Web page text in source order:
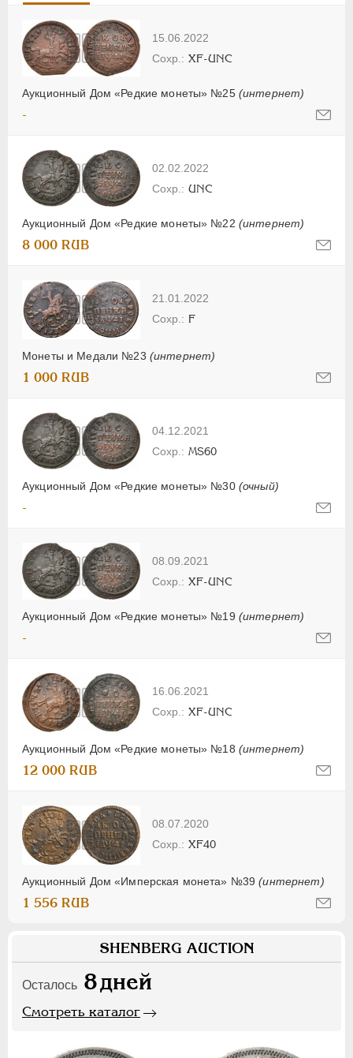
15.06.2022
Аукционный Дом «Редкие монеты» №25 (интернет)
XF-UNC
-
02.02.2022
Аукционный Дом «Редкие монеты» №22 (интернет)
UNC
8 000 RUB
21.01.2022
Монеты и Медали №23 (интернет)
F
1 000 RUB
04.12.2021
Аукционный Дом «Редкие монеты» №30 (очный)
MS60
-
08.09.2021
Аукционный Дом «Редкие монеты» №19 (интернет)
XF-UNC
-
16.06.2021
Аукционный Дом «Редкие монеты» №18 (интернет)
XF-UNC
12 000 RUB
08.07.2020
Аукционный Дом «Имперская монета» №39(интернет)
XF40
1 556 RUB
SHENBERG AUCTION
Осталось 8дней
Смотреть каталог